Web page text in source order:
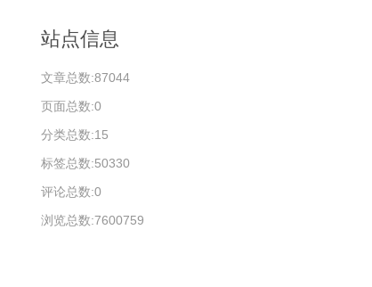
站点信息
文章总数:87044
页面总数:0
分类总数:15
标签总数:50330
评论总数:0
浏览总数:7600759